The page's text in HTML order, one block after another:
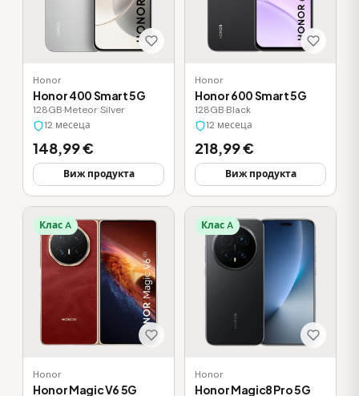
Honor
Honor 400 Smart 5G
128GB·Meteor Silver
12 месеца
148,99 €
Виж продукта
Honor
Honor 600 Smart 5G
128GB·Black
12 месеца
218,99 €
Виж продукта
Клас A
Honor
Honor Magic V6 5G
Клас A
Honor
Honor Magic8 Pro 5G